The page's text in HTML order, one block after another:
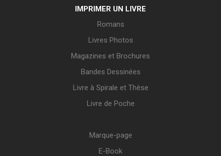
IMPRIMER UN LIVRE
Romans
Livres Photos
Magazines et Brochures
Bandes Dessinées
Livre à Spirale et Thèse
Livre de Poche
Marque-page
E-Book